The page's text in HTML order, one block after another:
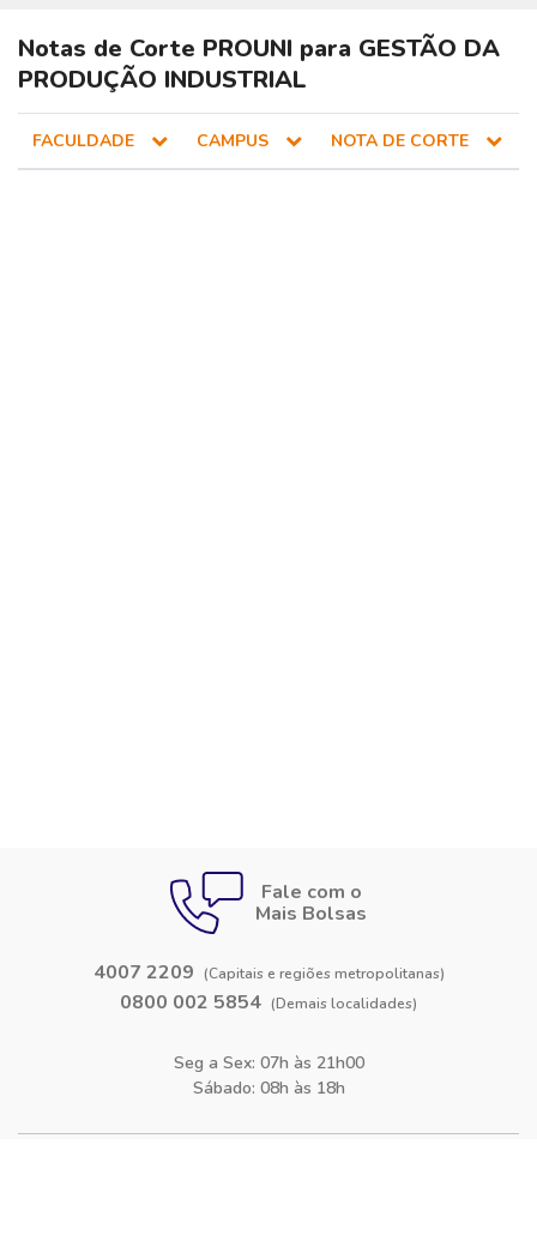
Notas de Corte PROUNI para GESTÃO DA
PRODUÇÃO INDUSTRIAL
FACULDADE CAMPUS NOTA DE CORTE
Fale com o
Mais Bolsas
4007 2209 (Capitais e regiões metropolitanas)
0800 002 5854 (Demais localidades)
Seg a Sex: 07h às 21h00
Sábado: 08h às 18h